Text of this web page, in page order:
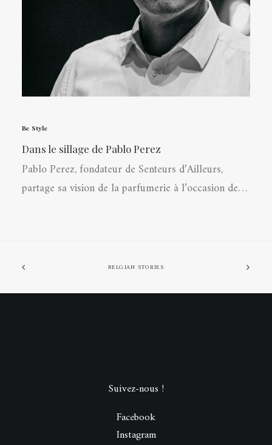
Be Style
Dans le sillage de Pablo Perez
Pablo Perez, fondateur de Senteurs d’Ailleurs,
partage sa vision de la parfumerie à l’occasion de…
BELGIAN STORIES
Suivez-nous !
Facebook
Instagram